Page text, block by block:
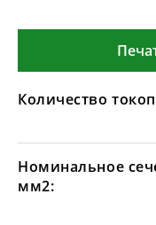
Количество
Номинальное
мм2: